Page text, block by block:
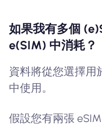
如果我有多個
e(SIM) 中消耗？
資料將從您選擇用
中使用。
假設您有兩張